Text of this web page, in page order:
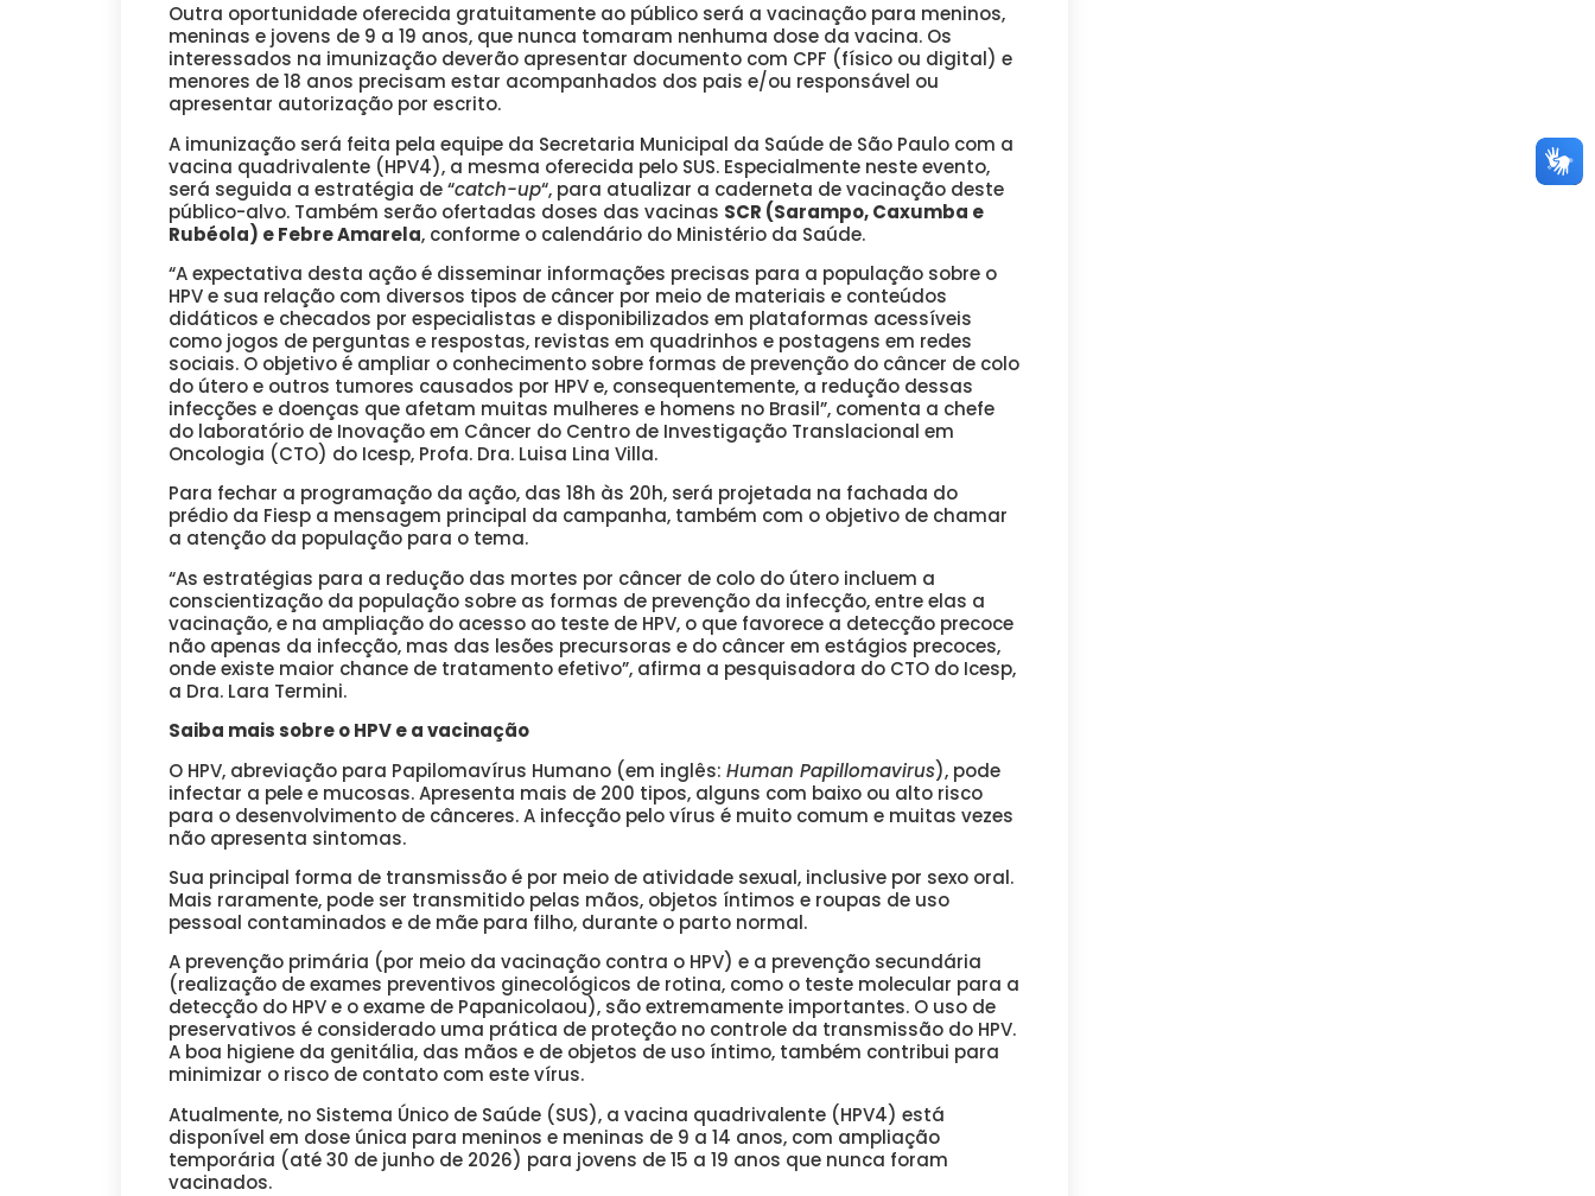
Outra oportunidade oferecida gratuitamente ao público será a vacinação para meninos,
meninas e jovens de 9 a 19 anos, que nunca tomaram nenhuma dose da vacina. Os
interessados na imunização deverão apresentar documento com CPF (físico ou digital) e
menores de 18 anos precisam estar acompanhados dos pais e/ou responsável ou
apresentar autorização por escrito.
A imunização será feita pela equipe da Secretaria Municipal da Saúde de São Paulo com a
vacina quadrivalente (HPV4), a mesma oferecida pelo SUS. Especialmente neste evento,
será seguida a estratégia de “catch-up“, para atualizar a caderneta de vacinação deste
público-alvo. Também serão ofertadas doses das vacinas SCR (Sarampo, Caxumba e
Rubéola) e Febre Amarela, conforme o calendário do Ministério da Saúde.
“A expectativa desta ação é disseminar informações precisas para a população sobre o
HPV e sua relação com diversos tipos de câncer por meio de materiais e conteúdos
didáticos e checados por especialistas e disponibilizados em plataformas acessíveis
como jogos de perguntas e respostas, revistas em quadrinhos e postagens em redes
sociais. O objetivo é ampliar o conhecimento sobre formas de prevenção do câncer de colo
do útero e outros tumores causados por HPV e, consequentemente, a redução dessas
infecções e doenças que afetam muitas mulheres e homens no Brasil”, comenta a chefe
do laboratório de Inovação em Câncer do Centro de Investigação Translacional em
Oncologia (CTO) do Icesp, Profa. Dra. Luisa Lina Villa.
Para fechar a programação da ação, das 18h às 20h, será projetada na fachada do
prédio da Fiesp a mensagem principal da campanha, também com o objetivo de chamar
a atenção da população para o tema.
“As estratégias para a redução das mortes por câncer de colo do útero incluem a
conscientização da população sobre as formas de prevenção da infecção, entre elas a
vacinação, e na ampliação do acesso ao teste de HPV, o que favorece a detecção precoce
não apenas da infecção, mas das lesões precursoras e do câncer em estágios precoces,
onde existe maior chance de tratamento efetivo”, afirma a pesquisadora do CTO do Icesp,
a Dra. Lara Termini.
Saiba mais sobre o HPV e a vacinação
O HPV, abreviação para Papilomavírus Humano (em inglês: Human Papillomavirus), pode
infectar a pele e mucosas. Apresenta mais de 200 tipos, alguns com baixo ou alto risco
para o desenvolvimento de cânceres. A infecção pelo vírus é muito comum e muitas vezes
não apresenta sintomas.
Sua principal forma de transmissão é por meio de atividade sexual, inclusive por sexo oral.
Mais raramente, pode ser transmitido pelas mãos, objetos íntimos e roupas de uso
pessoal contaminados e de mãe para filho, durante o parto normal.
A prevenção primária (por meio da vacinação contra o HPV) e a prevenção secundária
(realização de exames preventivos ginecológicos de rotina, como o teste molecular para a
detecção do HPV e o exame de Papanicolaou), são extremamente importantes. O uso de
preservativos é considerado uma prática de proteção no controle da transmissão do HPV.
A boa higiene da genitália, das mãos e de objetos de uso íntimo, também contribui para
minimizar o risco de contato com este vírus.
Atualmente, no Sistema Único de Saúde (SUS), a vacina quadrivalente (HPV4) está
disponível em dose única para meninos e meninas de 9 a 14 anos, com ampliação
temporária (até 30 de junho de 2026) para jovens de 15 a 19 anos que nunca foram
vacinados.